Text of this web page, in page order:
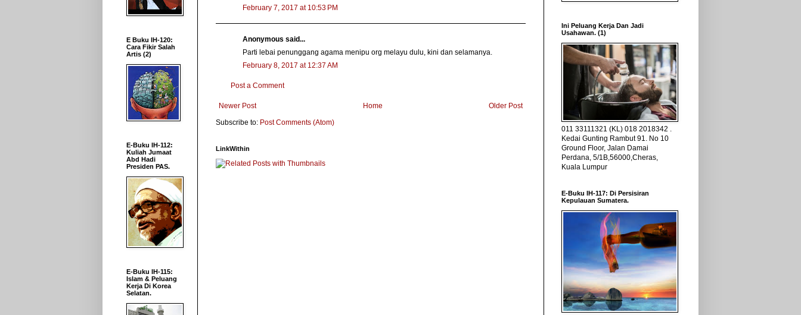
February 7, 2017 at 10:53 PM
Anonymous said...
Parti lebai penunggang agama menipu org melayu dulu, kini dan selamanya.
February 8, 2017 at 12:37 AM
Post a Comment
Newer Post Older Post
Home
Subscribe to: Post Comments (Atom)
LinkWithin
E Buku IH-120:
Cara Fikir Salah
Artis (2)
E-Buku IH-112:
Kuliah Jumaat
Abd Hadi
Presiden PAS.
E-Buku IH-115:
Islam & Peluang
Kerja Di Korea
Selatan.
Ini Peluang Kerja Dan Jadi
Usahawan. (1)
011 33111321 (KL) 018 2018342 .
Kedai Gunting Rambut 91. No 10
Ground Floor, Jalan Damai
Perdana, 5/1B,56000,Cheras,
Kuala Lumpur
E-Buku IH-117: Di Persisiran
Kepulauan Sumatera.